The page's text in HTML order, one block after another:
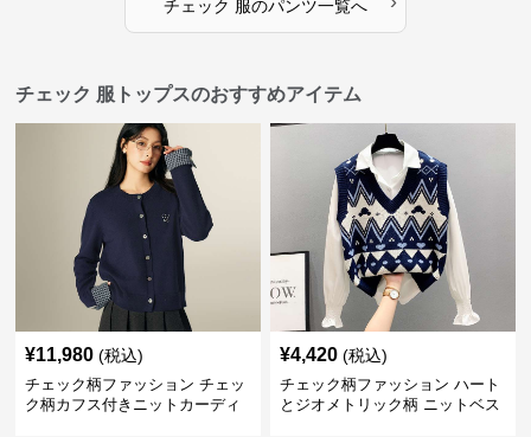
チェック 服のパンツ一覧へ
チェック 服トップスのおすすめアイテム
¥11,980 (税込)
チェック柄ファッション チェッ
ク柄カフス付きニットカーディ
¥4,420 (税込)
チェック柄ファッション ハート
とジオメトリック柄 ニットベス